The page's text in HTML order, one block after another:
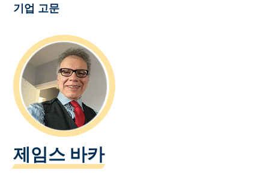
기업 고문
제임스 바카